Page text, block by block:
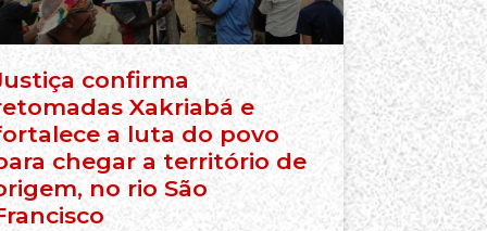
confirma
Xakriabá e
a luta do povo
chegar a território de
no rio São